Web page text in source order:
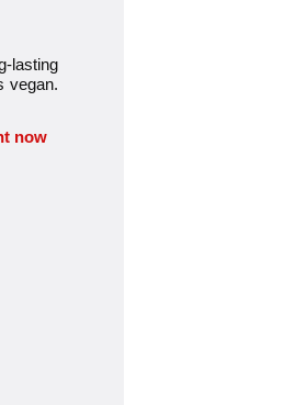
lasting
vegan.
now